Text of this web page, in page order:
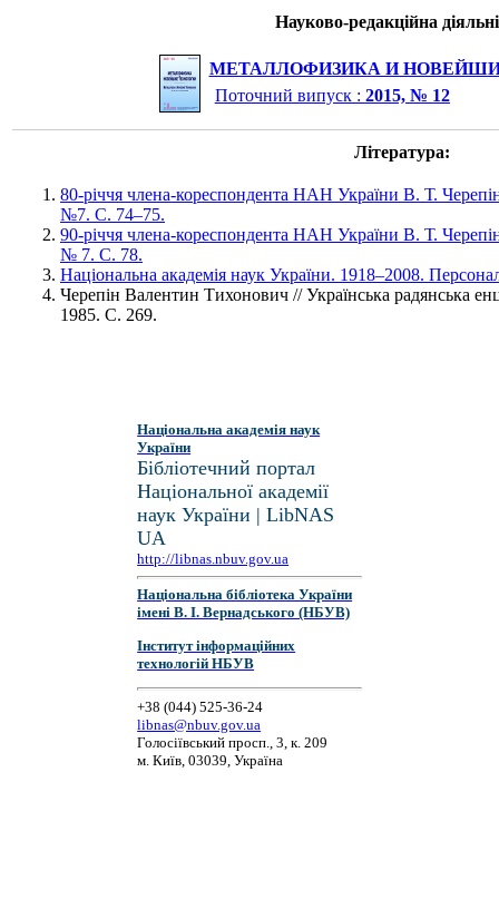
Науково-редакційна
МЕТАЛЛОФИЗИКА И
Поточний випуск : 2015, № 12
Література:
80-річчя члена-кореспондента НАН України В. Т.
№7. С. 74–75.
90-річчя члена-кореспондента НАН України В. Т.
№ 7. С. 78.
Національна академія наук України. 1918–2008.
Черепін Валентин Тихонович // Українська радянська
1985. С. 269.
Національна академія наук
України
Бібліотечний портал
Національної академії
наук України | LibNAS
UA
http://libnas.nbuv.gov.ua
Національна бібліотека України
імені В. І. Вернадського (НБУВ)
Інститут інформаційних
технологій НБУВ
+38 (044) 525-36-24
libnas@nbuv.gov.ua
Голосіївський просп., 3, к. 209
м. Київ, 03039, Україна